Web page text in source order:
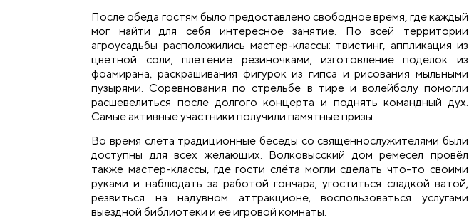
После обеда гостям было предоставлено свободное время, где каждый
мог найти для себя интересное занятие. По всей территории
агроусадьбы расположились мастер-классы: твистинг, аппликация из
цветной соли, плетение резиночками, изготовление поделок из
фоамирана, раскрашивания фигурок из гипса и рисования мыльными
пузырями. Соревнования по стрельбе в тире и волейболу помогли
расшевелиться после долгого концерта и поднять командный дух.
Самые активные участники получили памятные призы.
Во время слета традиционные беседы со священнослужителями были
доступны для всех желающих. Волковысский дом ремесел провёл
также мастер-классы, где гости слёта могли сделать что-то своими
руками и наблюдать за работой гончара, угоститься сладкой ватой,
резвиться на надувном аттракционе, воспользоваться услугами
выездной библиотеки и ее игровой комнаты.